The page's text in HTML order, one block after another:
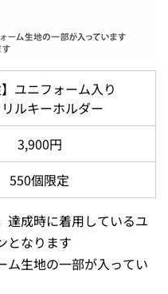
】ユニフォーム入り
ルキーホルダー
3,900円
550個限定
達成時に着用しているユ
となります
ム生地の一部が入ってい